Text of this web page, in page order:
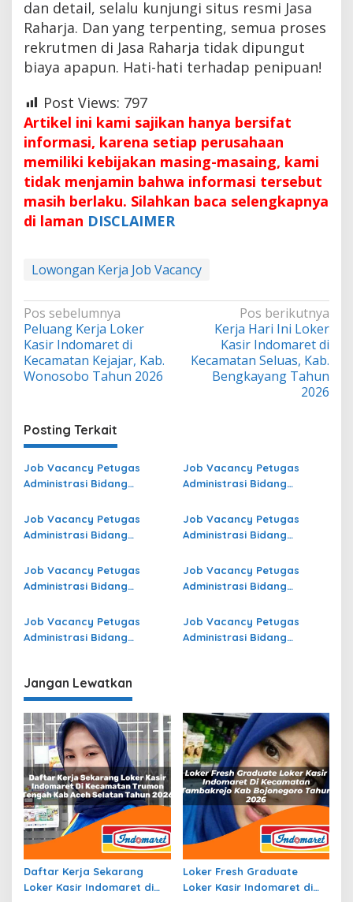
dan detail, selalu kunjungi situs resmi Jasa
Raharja. Dan yang terpenting, semua proses
rekrutmen di Jasa Raharja tidak dipungut
biaya apapun. Hati-hati terhadap penipuan!
Post Views: 797
Artikel ini kami sajikan hanya bersifat
informasi, karena setiap perusahaan
memiliki kebijakan masing-masaing, kami
tidak menjamin bahwa informasi tersebut
masih berlaku. Silahkan baca selengkapnya
di laman DISCLAIMER
Lowongan Kerja Job Vacancy
Navigasi
pos
Pos sebelumnya
Peluang Kerja Loker
Kasir Indomaret di
Kecamatan Kejajar, Kab.
Wonosobo Tahun 2026
Pos berikutnya
Kerja Hari Ini Loker
Kasir Indomaret di
Kecamatan Seluas, Kab.
Bengkayang Tahun
2026
Posting Terkait
Job Vacancy Petugas
Administrasi Bidang
Anambas Terbaru
Job Vacancy Petugas
Administrasi Bidang
Terbaru
Job Vacancy Petugas
Administrasi Bidang
Bawang Barat Terbaru
Job Vacancy Petugas
Administrasi Bidang
Terbaru
Job Vacancy Petugas
Administrasi Bidang
Barat Terbaru
Job Vacancy Petugas
Administrasi Bidang
di Ogan Komering Ulu
Selatan Terbaru
Job Vacancy Petugas
Administrasi Bidang
Job Vacancy Petugas
Administrasi Bidang
Jangan Lewatkan
Daftar Kerja Sekarang
Loker Kasir Indomaret di
Loker Fresh Graduate
Loker Kasir Indomaret di